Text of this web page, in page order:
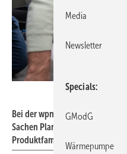
Bei der wpnext-Tour werden
Sachen Planung und Montage
Produktfamilie.
Media
Newsletter
Specials
GModG
Wärmepumpe